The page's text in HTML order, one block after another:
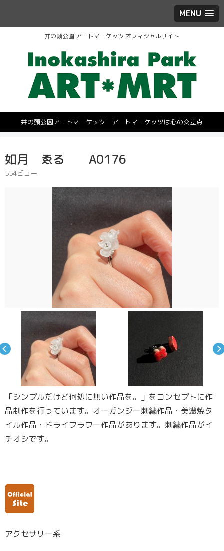
MENU
井の頭公園 アートマーケッツ オフィシャルサイト
井の頭公園アートマーケッツ アートマーケッツは心の交差点
如月 ゑる A0176
554ビュー
「シンプルだけど何処に無い作品を。」をコンセプトに作
品制作を行っています。オーガンジー刺繍作品・美濃焼タ
イル作品・ドライフラワー作品があります。刺繍作品がイ
チオシです。
アクセサリー系